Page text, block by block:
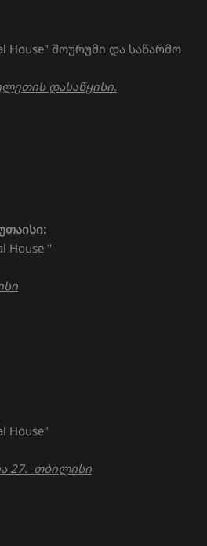
House" შოურუმი და საწარმო
დასაწყისი.
House"
27. თბილისი
House "